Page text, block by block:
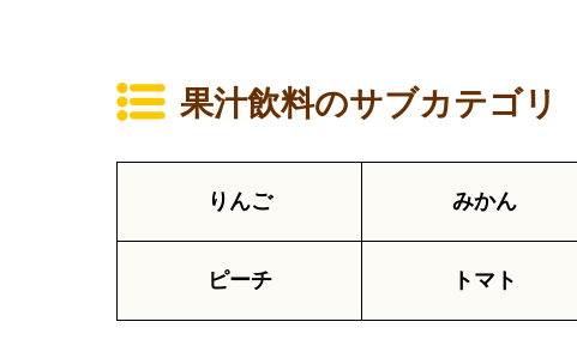
果汁飲料のサブカテゴリ
りんご みかん
ピーチ トマト